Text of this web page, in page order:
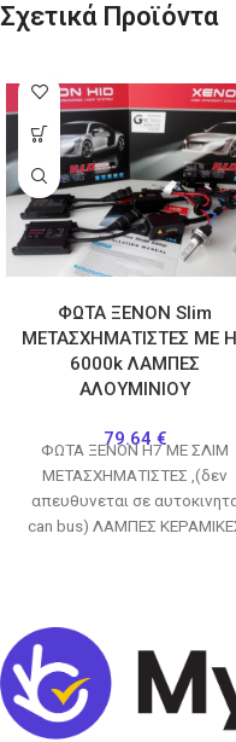
Σχετικά Προϊόντα
ΦΩΤΑ ΞΕΝΟΝ Slim
ΜΕΤΑΣΧΗΜΑΤΙΣΤΕΣ ΜΕ
6000k ΛΑΜΠΕΣ
ΑΛΟΥΜΙΝΙΟΥ
79.64 €
ΦΩΤΑ ΞΕΝΟΝ Η7 ΜΕ ΣΛΙΜ
ΜΕΤΑΣΧΗΜΑΤΙΣΤΕΣ ,(δεν
απευθυνεται σε
can bus) ΛΑΜΠΕΣ